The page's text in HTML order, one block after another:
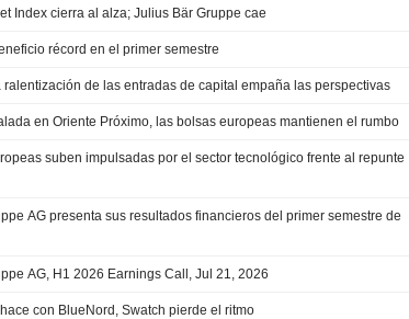
Index cierra al alza; Julius Bär Gruppe cae
récord en el primer semestre
ralentización de las entradas de capital empaña las perspectivas
en Oriente Próximo, las bolsas europeas mantienen el rumbo
suben impulsadas por el sector tecnológico frente al repunte
AG presenta sus resultados financieros del primer semestre de
AG, H1 2026 Earnings Call, Jul 21, 2026
con BlueNord, Swatch pierde el ritmo